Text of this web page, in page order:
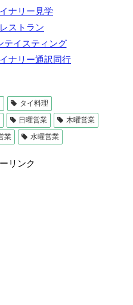
ナリー見学
ストラン
テイスティング
ナリー通訳同行
タイ料理
日曜営業
木曜営業
業 水曜営業
リンク